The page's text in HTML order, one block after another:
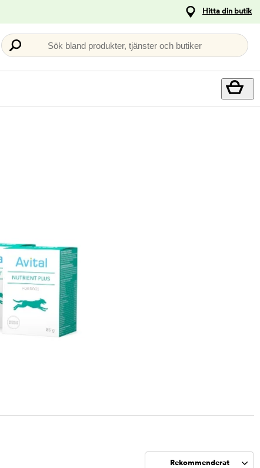
Hitta din butik
Sök bland produkter, tjänster och butiker
Rekommenderat